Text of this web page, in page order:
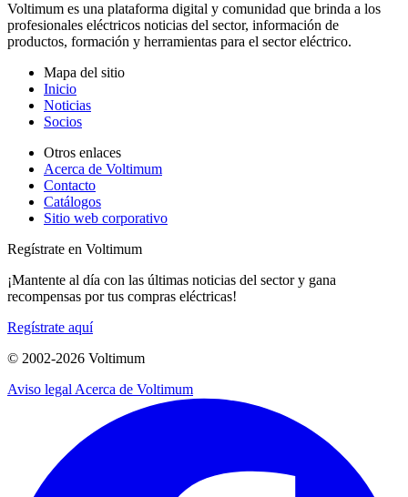
Voltimum es una plataforma digital y comunidad que brinda a los
profesionales eléctricos noticias del sector, información de
productos, formación y herramientas para el sector eléctrico.
Mapa del sitio
Inicio
Noticias
Socios
Otros enlaces
Acerca de Voltimum
Contacto
Catálogos
Sitio web corporativo
Regístrate en Voltimum
¡Mantente al día con las últimas noticias del sector y gana
recompensas por tus compras eléctricas!
Regístrate aquí
© 2002-2026 Voltimum
Aviso legal Acerca de Voltimum